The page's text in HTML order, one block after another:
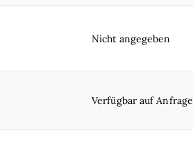
Nicht angegeben
Verfügbar auf Anfrage